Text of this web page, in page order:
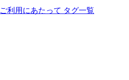
ご利用にあたって タグ一覧